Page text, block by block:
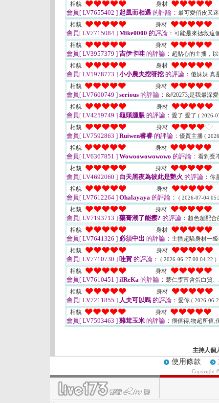
相貌
身材
會員[ LV7655402 ] 起風而相遇 的評論： 最可愛俏皮又
相貌
身材
會員[ LV7715084 ] Mike0000 的評論： 可能是來拯救這
相貌
身材
會員[ LV3957379 ] 吉伊卡哇 的評論： 超貼心的主播，
相貌
身材
會員[ LV1978773 ] 小小農夫挖呀挖 的評論： 傻妹妹 真
相貌
身材
會員[ LV7600749 ] serious 的評論： &#20273;是我最深
相貌
身材
會員[ LV4259749 ] 龜頭腫脹 的評論： 愛了 愛了 ( 2026-
相貌 身材
會員[ LV7592863 ] Ruiwen睿睿 的評論： 優質主播 (
相貌 身材
會員[ LV6367851 ] Wowoowowowowo 的評論： 看到受
相貌
身材
會員[ LV4692060 ] 白天黑夜為彼此是艷火 的評論： 你
相貌
身材
會員[ LV7612264 ] Ohalayaya 的評論： ( 2026-07-04
相貌 身材
會員[ LV7193713 ] 藥膏潮了能擦? 的評論： 超色超配
相貌
身材
會員[ LV7641326 ] 必須中出 的評論： 主播超騷身材一
相貌
身材
會員[ LV7710730 ] 哇賀 的評論： ( 2026-06-27 00:04:22 )
相貌 身材
會員[ LV7610451 ] ilReKa 的評論： 薏仁漿富含蛋白質
相貌
身材
會員[ LV7211855 ] 人夫可以嗎 的評論： 愛你 ( 2026-06-
相貌 身材
會員[ LV7593463 ] 雞茸玉米 的評論： 很值得,物超所值,
主持人個
使用條款
Copyright